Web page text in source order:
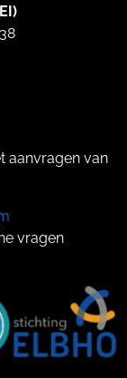
aanvragen van
vragen